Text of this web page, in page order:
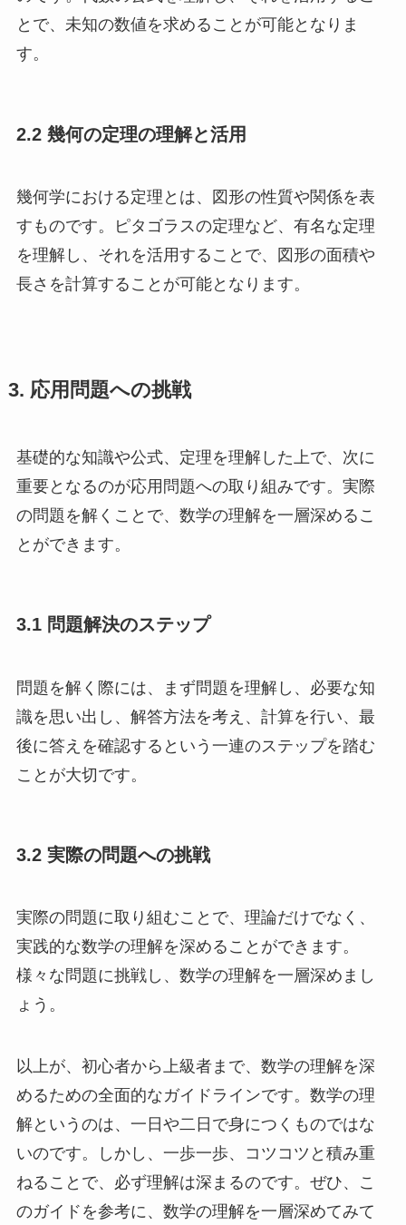
とで、未知の数値を求めることが可能となりま
す。
2.2 幾何の定理の理解と活用
幾何学における定理とは、図形の性質や関係を表
すものです。ピタゴラスの定理など、有名な定理
を理解し、それを活用することで、図形の面積や
長さを計算することが可能となります。
3. 応用問題への挑戦
基礎的な知識や公式、定理を理解した上で、次に
重要となるのが応用問題への取り組みです。実際
の問題を解くことで、数学の理解を一層深めるこ
とができます。
3.1 問題解決のステップ
問題を解く際には、まず問題を理解し、必要な知
識を思い出し、解答方法を考え、計算を行い、最
後に答えを確認するという一連のステップを踏む
ことが大切です。
3.2 実際の問題への挑戦
実際の問題に取り組むことで、理論だけでなく、
実践的な数学の理解を深めることができます。
様々な問題に挑戦し、数学の理解を一層深めまし
ょう。
以上が、初心者から上級者まで、数学の理解を深
めるための全面的なガイドラインです。数学の理
解というのは、一日や二日で身につくものではな
いのです。しかし、一歩一歩、コツコツと積み重
ねることで、必ず理解は深まるのです。ぜひ、こ
のガイドを参考に、数学の理解を一層深めてみて